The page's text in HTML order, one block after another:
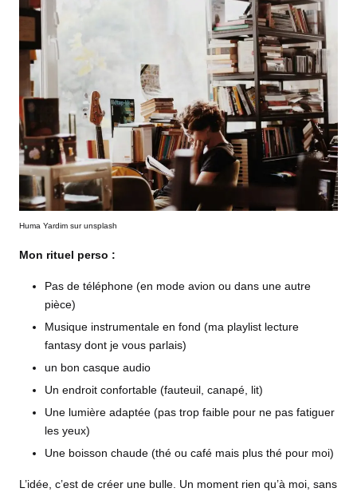
Huma Yardim sur unsplash
Mon rituel perso :
Pas de téléphone (en mode avion ou dans une autre
pièce)
Musique instrumentale en fond (ma playlist lecture
fantasy dont je vous parlais)
un bon casque audio
Un endroit confortable (fauteuil, canapé, lit)
Une lumière adaptée (pas trop faible pour ne pas fatiguer
les yeux)
Une boisson chaude (thé ou café mais plus thé pour moi)
L’idée, c’est de créer une bulle. Un moment rien qu’à moi, sans